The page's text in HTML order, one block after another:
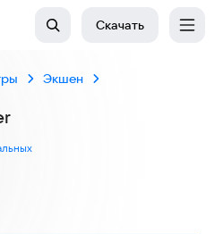
Скачать
Экшен